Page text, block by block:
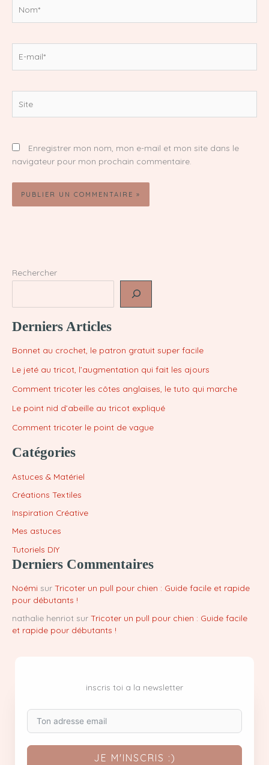
mail*
Enregistrer mon nom, mon e-mail et mon site dans le
navigateur pour mon prochain commentaire.
Rechercher
Derniers Articles
Bonnet au crochet, le patron gratuit super facile
Le jeté au tricot, l’augmentation qui fait les ajours
Comment tricoter les côtes anglaises, le tuto qui marche
Le point nid d’abeille au tricot expliqué
Comment tricoter le point de vague
Catégories
Astuces & Matériel
Créations Textiles
Inspiration Créative
Mes astuces
Tutoriels DIY
Derniers Commentaires
Noémi sur Tricoter un pull pour chien : Guide facile et rapide
pour débutants !
nathalie henriot sur Tricoter un pull pour chien : Guide facile
et rapide pour débutants !
inscris toi a la newsletter
JE M'INSCRIS :)